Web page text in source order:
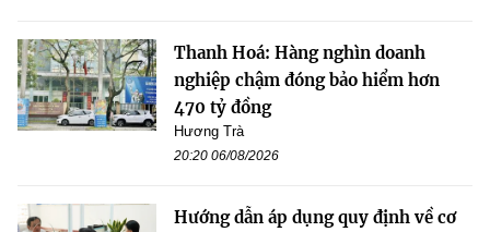
Thanh Hoá: Hàng nghìn doanh
nghiệp chậm đóng bảo hiểm hơn
470 tỷ đồng
Hương Trà
20:20 06/08/2026
Hướng dẫn áp dụng quy định về cơ